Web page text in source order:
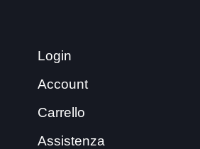
Login
Account
Carrello
Assistenza